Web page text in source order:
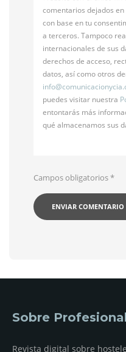
comentarios dejados
con base en tu
a terceros. Tampoco
internacionales de sus
derechos de acceso,
datos, así como otros
info@
puedes visitar nuestra
entontarás más
qué almacenamos sus
Campos obligatorios*
Sobre
Revista digital sobre